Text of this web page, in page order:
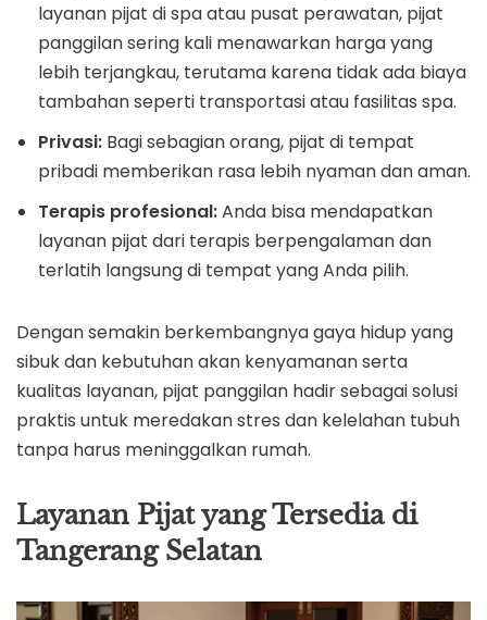
layanan pijat di spa atau pusat perawatan, pijat
panggilan sering kali menawarkan harga yang
lebih terjangkau, terutama karena tidak ada biaya
tambahan seperti transportasi atau fasilitas spa.
Privasi: Bagi sebagian orang, pijat di tempat
pribadi memberikan rasa lebih nyaman dan aman.
Terapis profesional:Anda bisa mendapatkan
layanan pijat dari terapis berpengalaman dan
terlatih langsung di tempat yang Anda pilih.
Dengan semakin berkembangnya gaya hidup yang
sibuk dan kebutuhan akan kenyamanan serta
kualitas layanan, pijat panggilan hadir sebagai solusi
praktis untuk meredakan stres dan kelelahan tubuh
tanpa harus meninggalkan rumah.
Layanan Pijat yang Tersedia di
Tangerang Selatan